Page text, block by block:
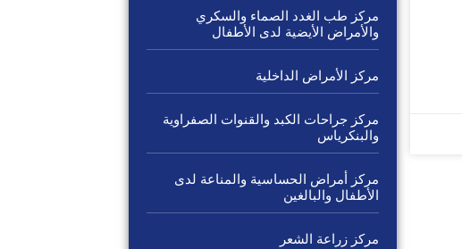
مركز طب الغدد الصماء والسكري
والأمراض الأيضية لدى الأطفال
مركز الأمراض الداخلية
مركز جراحات الكبد والقنوات الصفراوية
والبنكرياس
مركز أمراض الحساسية والمناعة لدى
الأطفال والبالغين
مركز زراعة الشعر